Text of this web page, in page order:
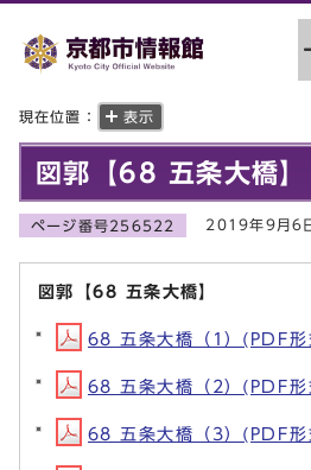
現在位置： 表示
図郭【68 五条大橋】
ページ番号256522 2019年9月6
図郭【68 五条大橋】
68 五条大橋（1）(PDF
68 五条大橋（2）(PDF
68 五条大橋（3）(PDF